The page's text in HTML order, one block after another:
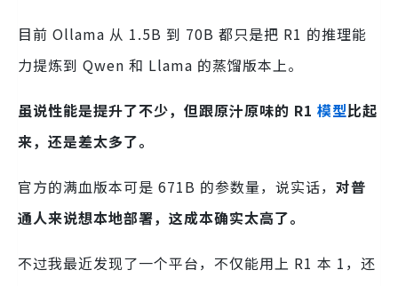
目前 Ollama 从 1.5B 到 70B 都只是把 R1 的推理能
力提炼到 Qwen 和 Llama 的蒸馏版本上。
虽说性能是提升了不少，但跟原汁原味的 R1 模型比起
来，还是差太多了。
官方的满血版本可是 671B 的参数量，说实话， 对普
通人来说想本地部署，这成本确实太高了。
不过我最近发现了一个平台，不仅能用上 R1 本 1，还